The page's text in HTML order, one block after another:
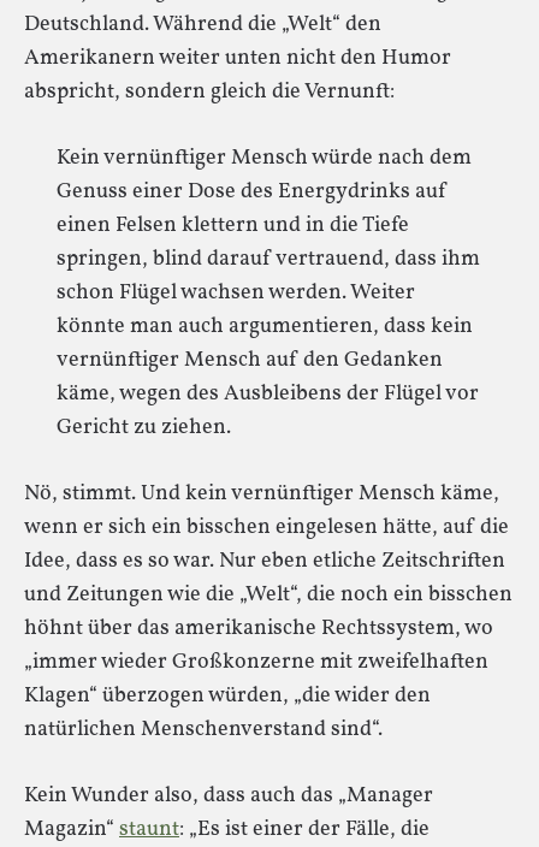
Deutschland. Während die „Welt“ den
Amerikanern weiter unten nicht den Humor
abspricht, sondern gleich die Vernunft:
Kein vernünftiger Mensch würde nach dem
Genuss einer Dose des Energydrinks auf
einen Felsen klettern und in die Tiefe
springen, blind darauf vertrauend, dass ihm
schon Flügel wachsen werden. Weiter
könnte man auch argumentieren, dass kein
vernünftiger Mensch auf den Gedanken
käme, wegen des Ausbleibens der Flügel vor
Gericht zu ziehen.
Nö, stimmt. Und kein vernünftiger Mensch käme,
wenn er sich ein bisschen eingelesen hätte, auf die
Idee, dass es so war. Nur eben etliche Zeitschriften
und Zeitungen wie die „Welt“, die noch ein bisschen
höhnt über das amerikanische Rechtssystem, wo
„immer wieder Großkonzerne mit zweifelhaften
Klagen“ überzogen würden, „die wider den
natürlichen Menschenverstand sind“.
Kein Wunder also, dass auch das „Manager
Magazin“ staunt: „Es ist einer der Fälle, die